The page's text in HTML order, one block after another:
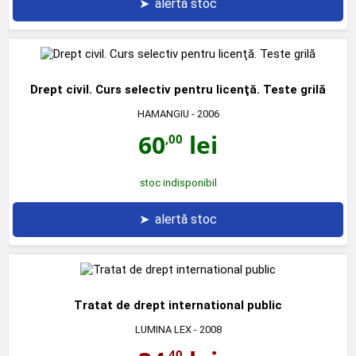
➤ alertă stoc
Drept civil. Curs selectiv pentru licenţă. Teste grilă
HAMANGIU - 2006
60,00 lei
stoc indisponibil
➤ alertă stoc
Tratat de drept international public
LUMINA LEX- 2008